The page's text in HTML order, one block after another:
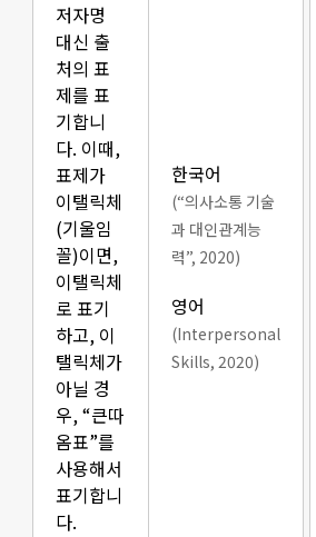
저자명
대신 출
처의 표
제를 표
기합니
다. 이때,
표제가
이탤릭체
(기울임
꼴)이면,
이탤릭체
로 표기
하고, 이
탤릭체가
아닐 경
우, “큰따
옴표”를
사용해서
표기합니
다.
한국어
(“의사소통 기술
과 대인관계능
력”, 2020)
영어
(Interpersonal
Skills, 2020)